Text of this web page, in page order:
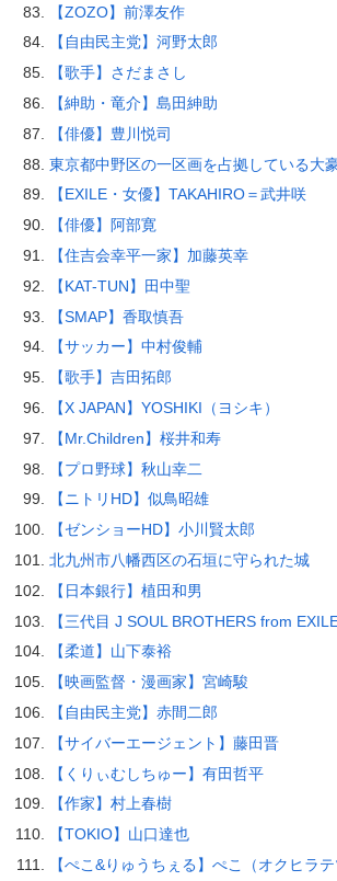
【ZOZO】前澤友作
【自由民主党】河野太郎
【歌手】さだまさし
【紳助・竜介】島田紳助
【俳優】豊川悦司
東京都中野区の一区画を占拠している大
【EXILE・女優】TAKAHIRO＝武井咲
【俳優】阿部寛
【住吉会幸平一家】加藤英幸
【KAT-TUN】田中聖
【SMAP】香取慎吾
【サッカー】中村俊輔
【歌手】吉田拓郎
【X JAPAN】YOSHIKI（ヨシキ）
【Mr.Children】桜井和寿
【プロ野球】秋山幸二
【ニトリHD】似鳥昭雄
【ゼンショーHD】小川賢太郎
北九州市八幡西区の石垣に守られた城
【日本銀行】植田和男
【三代目 J SOUL BROTHERS from
【柔道】山下泰裕
【映画監督・漫画家】宮崎駿
【自由民主党】赤間二郎
【サイバーエージェント】藤田晋
【くりぃむしちゅー】有田哲平
【作家】村上春樹
【TOKIO】山口達也
【ぺこ&りゅうちぇる】ぺこ（オクヒラテ